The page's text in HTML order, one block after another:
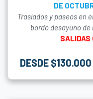
DE
Traslados y paseos en
bordo desayuno
SALIDAS
DESDE $130.000